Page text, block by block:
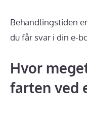
Behandlingstiden
du får svar i din e-
Hvor
farten ved